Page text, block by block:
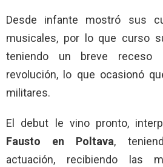
Desde infante mostró sus
musicales, por lo que curso
teniendo un breve receso
revolución, lo que ocasionó
militares.
El debut le vino pronto,
Fausto en Poltava,
actuación, recibiendo las